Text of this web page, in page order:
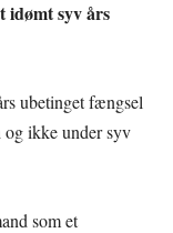
idømt syv års
ubetinget fængsel
og ikke under syv
som et